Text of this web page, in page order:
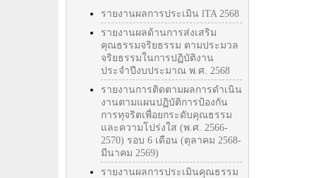
รายงานผลการประเมิน lTA 2568
รายงานผลด้านการส่งเสริม
คุณธรรมจริยธรรม ตามประมวล
จริยธรรมในการปฏิบัติงาน
ประจำปีงบประมาณ พ.ศ. 2568
รายงานการติดตามผลการดำเนิน
งานตามแผนปฏิบัติการป้องกัน
การทุจริตเพื่อยกระดับคุณธรรม
และความโปร่งใส (พ.ศ. 2566-
2570) รอบ 6 เดือน (ตุลาคม 2568-
มีนาคม 2569)
รายงานผลการประเมินคุณธรรม